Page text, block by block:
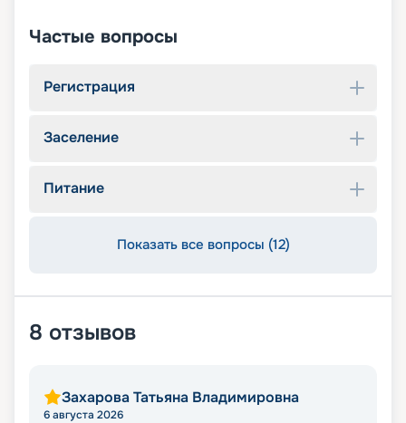
Частые вопросы
Регистрация
Заселение
Питание
Показать все вопросы (12)
8 отзывов
Захарова Татьяна Владимировна
6 августа 2026